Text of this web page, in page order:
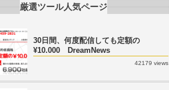
厳選ツール人気ページ
30日間、何度配信しても定額の
¥10.000 DreamNews
42179 views